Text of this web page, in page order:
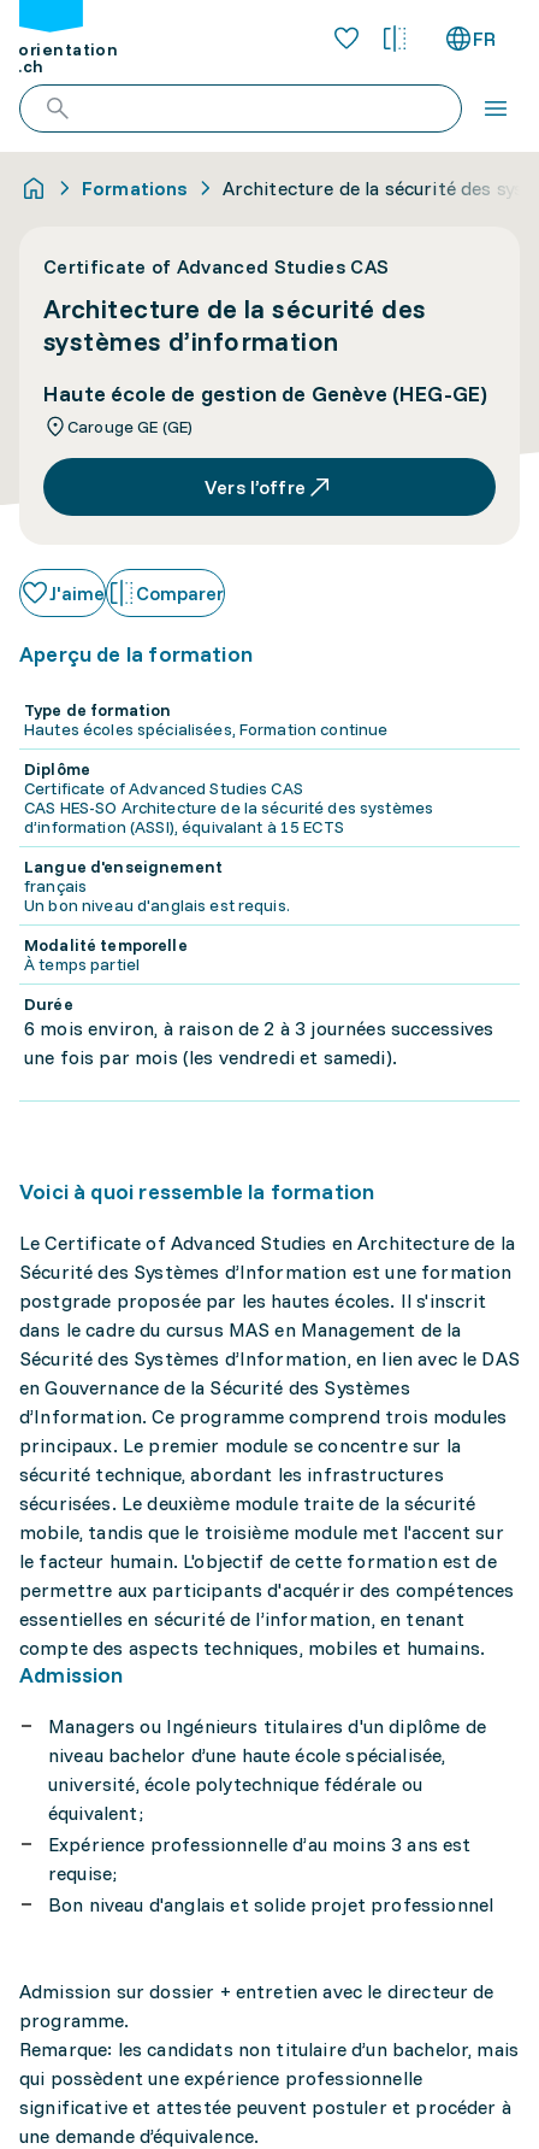
orientation
.ch
FR
Formations Architecture de la sécurité des
Certificate of Advanced Studies CAS
Architecture de la sécurité des
systèmes d’information
Haute école de gestion de Genève (HEG-GE)
Carouge GE (GE)
Vers l’offre
J'aime Comparer
Aperçu de la formation
Type de formation
Hautes écoles spécialisées, Formation continue
Diplôme
Certificate of Advanced Studies CAS
CAS HES-SO Architecture de la sécurité des systèmes
d’information (ASSI), équivalant à 15 ECTS
Langue d'enseignement
français
Un bon niveau d'anglais est requis.
Modalité temporelle
À temps partiel
Durée
6 mois environ, à raison de 2 à 3 journées successives
une fois par mois (les vendredi et samedi).
Voici à quoi ressemble la formation
Le Certificate of Advanced Studies en Architecture de la
Sécurité des Systèmes d’Information est une formation
postgrade proposée par les hautes écoles. Il s'inscrit
dans le cadre du cursus MAS en Management de la
Sécurité des Systèmes d’Information, en lien avec le DAS
en Gouvernance de la Sécurité des Systèmes
d’Information. Ce programme comprend trois modules
principaux. Le premier module se concentre sur la
sécurité technique, abordant les infrastructures
sécurisées. Le deuxième module traite de la sécurité
mobile, tandis que le troisième module met l'accent sur
le facteur humain. L'objectif de cette formation est de
permettre aux participants d'acquérir des compétences
essentielles en sécurité de l’information, en tenant
compte des aspects techniques, mobiles et humains.
Admission
Managers ou Ingénieurs titulaires d'un diplôme de
niveau bachelor d’une haute école spécialisée,
université, école polytechnique fédérale ou
équivalent;
Expérience professionnelle d’au moins 3 ans est
requise;
Bon niveau d'anglais et solide projet professionnel
Admission sur dossier + entretien avec le directeur de
programme.
Remarque: les candidats non titulaire d’un bachelor, mais
qui possèdent une expérience professionnelle
significative et attestée peuvent postuler et procéder à
une demande d’équivalence.